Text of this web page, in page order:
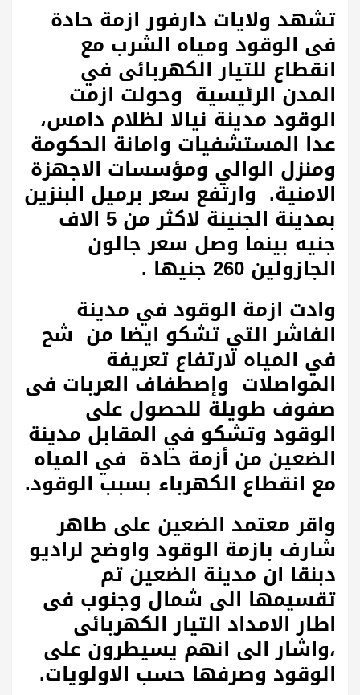
تشهد ولايات دارفور ازمة حادة
فى الوقود ومياه الشرب مع
انقطاع للتيار الكهربائى في
المدن الرئيسية وحولت ازمت
الوقود مدينة نيالا لظلام دامس،
عدا المستشفيات وامانة الحكومة
ومنزل الوالي ومؤسسات الاجهزة
الامنية. وارتفع سعر برميل البنزين
بمدينة الجنينة لاكثر من 5 الاف
جنيه بينما وصل سعر جالون
الجازولين 260 جنيها .
وادت ازمة الوقود في مدينة
الفاشر التي تشكو ايضا من شح
في المياه لارتفاع تعريفة
المواصلات وإصطفاف العربات فى
صفوف طويلة للحصول على
الوقود وتشكو في المقابل مدينة
الضعين من أزمة حادة في المياه
مع انقطاع الكهرباء بسبب الوقود.
واقر معتمد الضعين على طاهر
شارف بازمة الوقود واوضح لراديو
دبنقا ان مدينة الضعين تم
تقسيمها الى شمال وجنوب فى
اطار الامداد التيار الكهربائى
،واشار الى انهم يسيطرون على
الوقود وصرفها حسب الاولويات.